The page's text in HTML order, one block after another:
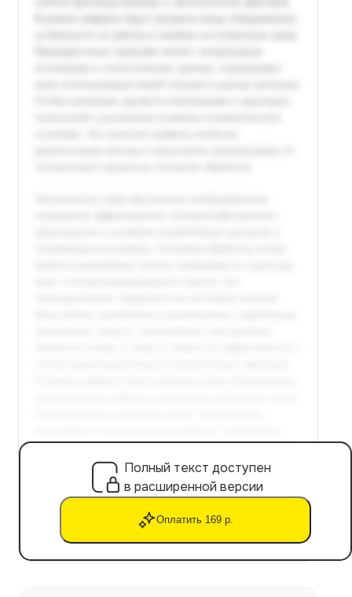
Полный текст доступен
в расширенной версии
Оплатить 169 р.